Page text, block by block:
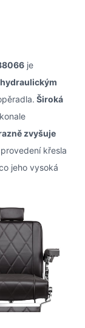
je
Široká
zvyšuje
křesla
jeho vysoká